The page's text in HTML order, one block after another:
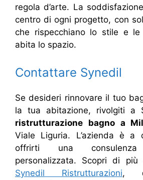
regola d’arte. La
centro di ogni progetto, con
che rispecchiano lo stile e
abita lo spazio.
Contattare Synedil
Se desideri rinnovare il tuo
la tua abitazione, rivolgiti a
ristrutturazione bagno a
Viale Liguria. L’azienda è a
offrirti una
personalizzata. Scopri di
Synedil Ristrutturazioni,